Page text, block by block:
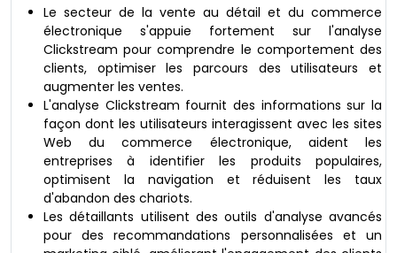
Le secteur de la vente au détail et du commerce
électronique s'appuie fortement sur l'analyse
Clickstream pour comprendre le comportement des
clients, optimiser les parcours des utilisateurs et
augmenter les ventes.
L'analyse Clickstream fournit des informations sur la
façon dont les utilisateurs interagissent avec les sites
Web du commerce électronique, aident les
entreprises à identifier les produits populaires,
optimisent la navigation et réduisent les taux
d'abandon des chariots.
Les détaillants utilisent des outils d'analyse avancés
pour des recommandations personnalisées et un